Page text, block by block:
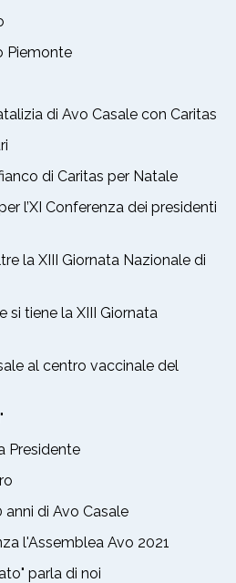
Piemonte
di Avo Casale con Caritas
di Caritas per Natale
l’XI Conferenza dei presidenti
la XIII Giornata Nazionale di
tiene la XIII Giornata
al centro vaccinale del
Presidente
di Avo Casale
l'Assemblea Avo 2021
parla di noi